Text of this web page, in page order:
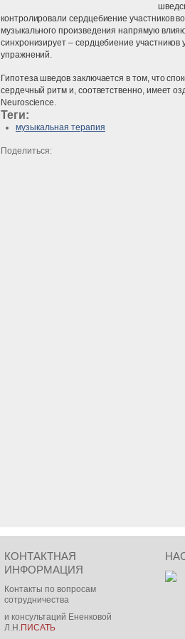
контролировали сердцебиение участников
музыкального произведения напрямую
синхронизирует – сердцебиение
упражнений.
Гипотеза шведов заключается в том, что
сердечный ритм и, соответственно, имеет
Neuroscience.
Теги:
музыкальная терапия
Поделиться:
КОНТАКТНАЯ
ИНФОРМАЦИЯ
Контакты по вопросам
сотрудничества
и консультаций Ененковой
Л.Н.ПИСАТЬ